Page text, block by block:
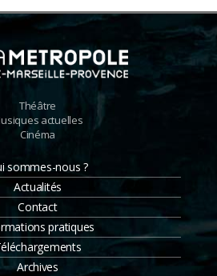
Théâtre
actuelles
Cinéma
sommes-nous ?
Actualités
Contact
pratiques
Archives